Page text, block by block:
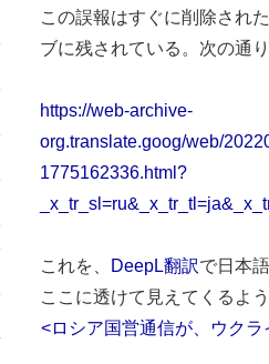
この誤報はすぐに削除され
ブに残されている。次の通り
https://web-archive-
org.translate.goog/web/
1775162336.html?
これを、 DeepL翻訳で日本
ここに透けて見えてくるよう
<ロシア国営通信が、ウク